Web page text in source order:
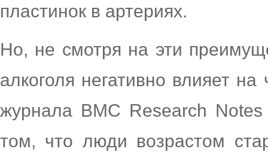
пластинок в артериях.
Но, не смотря на эти
алкоголя негативно влияет
журнала BMC Research
том, что люди возрастом